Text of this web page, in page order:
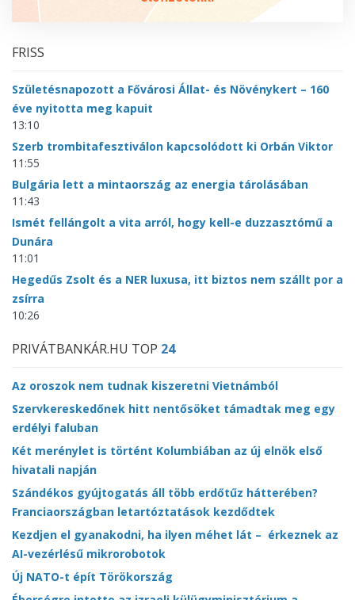
FRISS
Születésnapozott a Fővárosi Állat- és Növénykert – 160
éve nyitotta meg kapuit
13:10
Szerb trombitafesztiválon kapcsolódott ki Orbán Viktor
11:55
Bulgária lett a mintaország az energia tárolásában
11:43
Ismét fellángolt a vita arról, hogy kell-e duzzasztómű a
Dunára
11:01
Hegedűs Zsolt és a NER luxusa, itt biztos nem szállt por a
zsírra
10:26
PRIVÁTBANKÁR.HU TOP 24
Az oroszok nem tudnak kiszeretni Vietnámból
Szervkereskedőnek hitt nentősöket támadtak meg egy
erdélyi faluban
Két merénylet is történt Kolumbiában az új elnök első
hivatali napján
Szándékos gyújtogatás áll több erdőtűz hátterében?
Franciaországban letartóztatások kezdődtek
Kezdjen el gyanakodni, ha ilyen méhet lát – érkeznek az
AI-vezérlésű mikrorobotok
Új NATO-t épít Törökország